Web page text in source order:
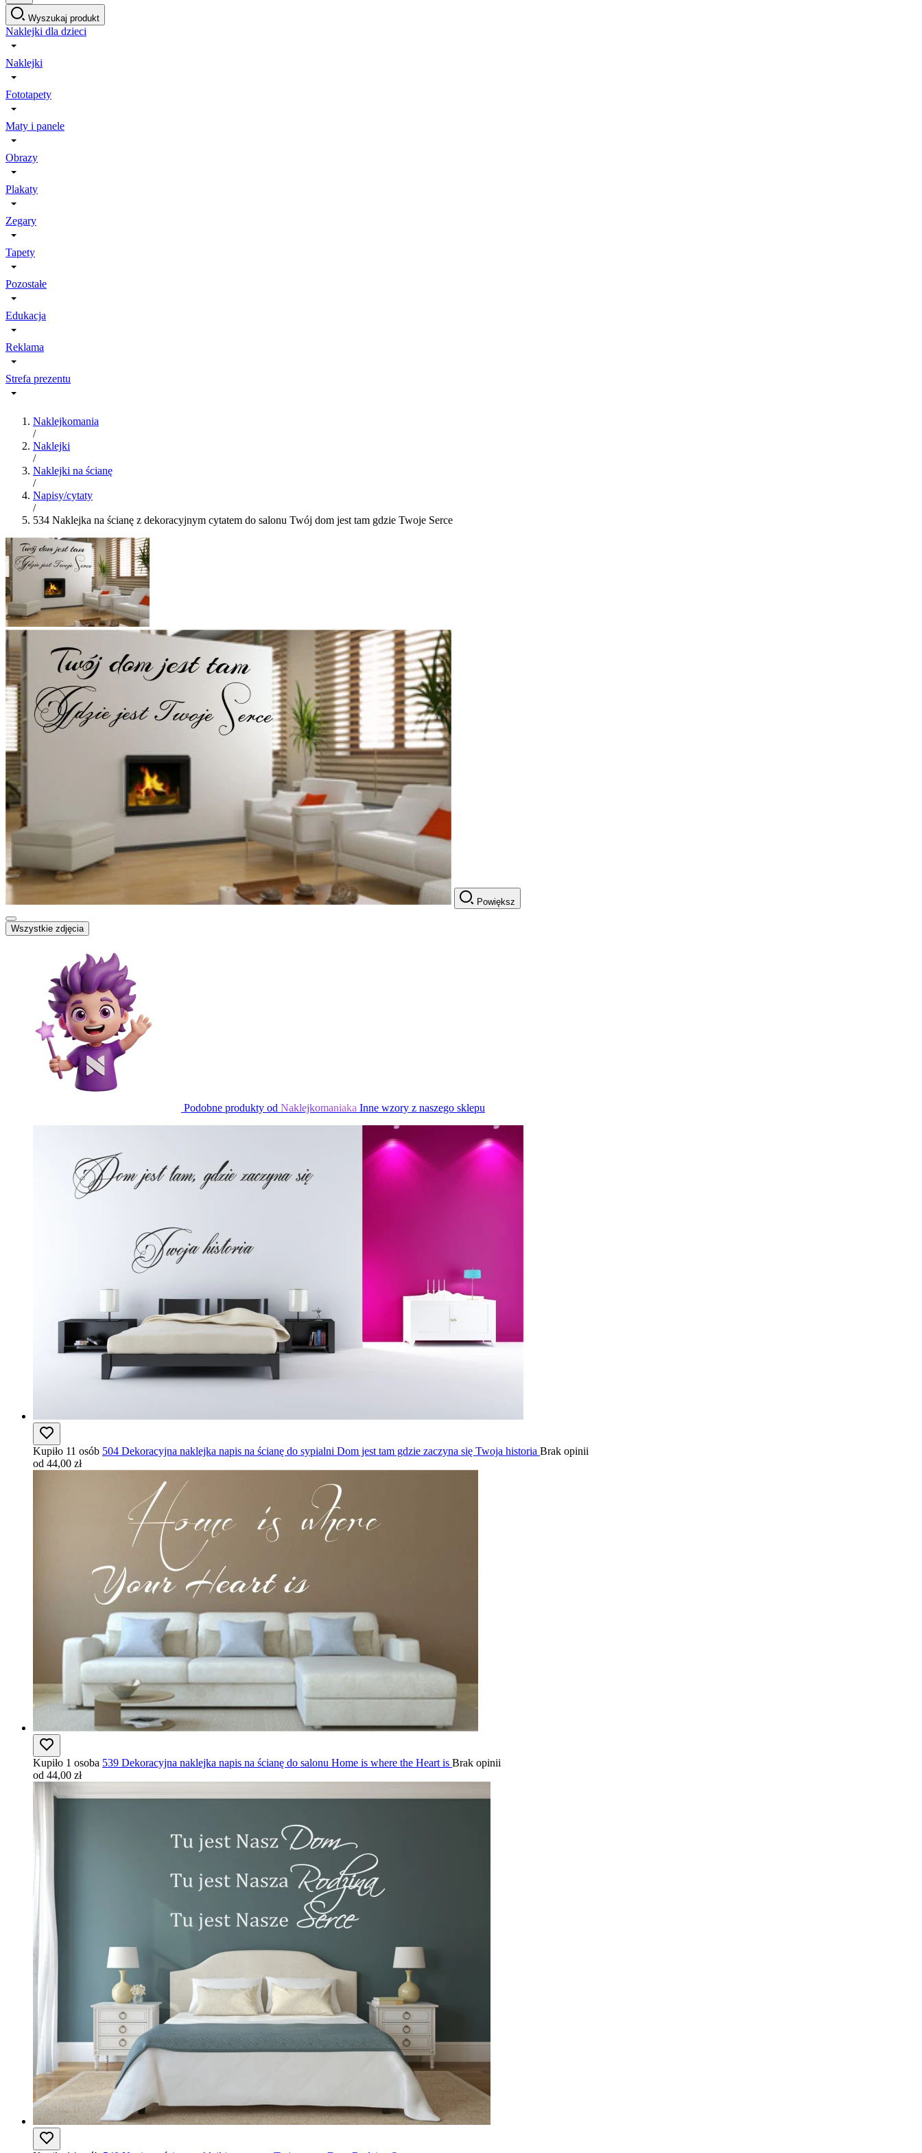
Wyszukaj produkt
Naklejki dla dzieci
Naklejki
Fototapety
Maty i panele
Obrazy
Plakaty
Zegary
Tapety
Pozostałe
Edukacja
Reklama
Strefa prezentu
Naklejkomania
/
Naklejki
/
Naklejki na ścianę
/
Napisy/cytaty
/
534 Naklejka na ścianę z dekoracyjnym cytatem do salonu Twój dom jest tam gdzie Twoje Serce
Powiększ
Wszystkie zdjęcia
Podobne produkty od Naklejkomaniaka Inne wzory z naszego sklepu
Kupiło 11 osób 504 Dekoracyjna naklejka napis na ścianę do sypialni Dom jest tam gdzie zaczyna się Twoja historia Brak opinii
od 44,00 zł
Kupiło 1 osoba 539 Dekoracyjna naklejka napis na ścianę do salonu Home is where the Heart is Brak opinii
od 44,00 zł